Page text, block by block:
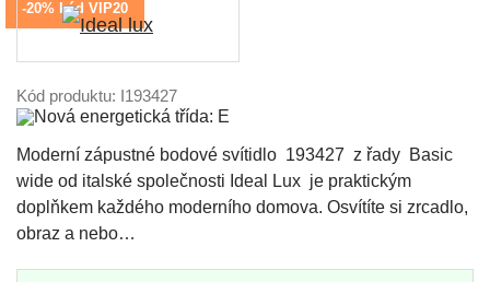
-20% kód VIP20
Kód produktu: I193427
Moderní zápustné bodové svítidlo 193427 z řady Basic
wide od italské společnosti Ideal Lux je praktickým
doplňkem každého moderního domova. Osvítíte si zrcadlo,
obraz a nebo…